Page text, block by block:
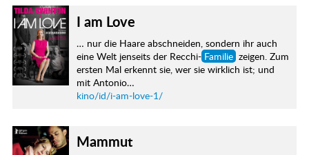
I am Love
… nur die Haare abschneiden, sondern ihr auch
eine Welt jenseits der Recchi- Familie zeigen. Zum
ersten Mal erkennt sie, wer sie wirklich ist; und
mit Antonio…
kino/id/i-am-love-1/
Mammut